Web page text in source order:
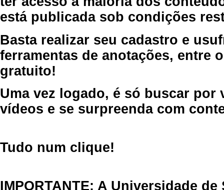
está publicada sob condições
Basta realizar seu cadastro e
ferramentas de anotações, entre
gratuito!
Uma vez logado, é só buscar por
vídeos e se surpreenda com
Tudo num clique!
IMPORTANTE: A Universidade